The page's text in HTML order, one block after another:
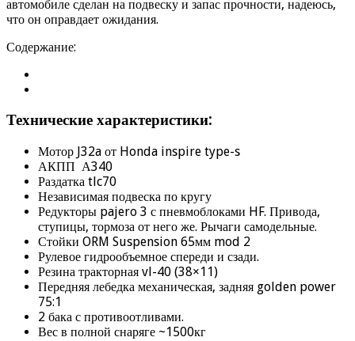
автомобиле сделан на подвеску и запас прочности, надеюсь,
что он оправдает ожидания.
Содержание:
Технические характеристики:
Мотор J32a от Honda inspire type-s
АКПП А340
Раздатка tlc70
Независимая подвеска по кругу
Редукторы pajero 3 с пневмоблоками HF. Привода,
ступицы, тормоза от него же. Рычаги самодельные.
Стойки ORM Suspension 65мм mod 2
Рулевое гидрообъемное спереди и сзади.
Резина тракторная vl-40 (38×11)
Передняя лебедка механическая, задняя golden power
75:1
2 бака с противоотливами.
Вес в полной снаряге ~1500кг